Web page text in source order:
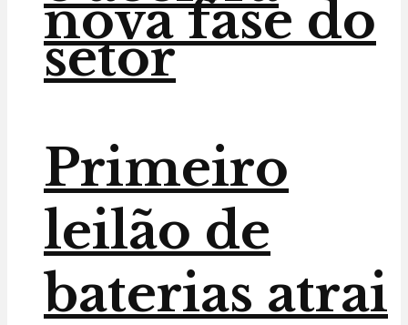
nova fase do
setor
Primeiro
leilão de
baterias atrai